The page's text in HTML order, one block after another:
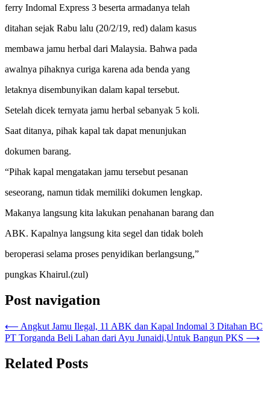
ferry Indomal Express 3 beserta armadanya telah
ditahan sejak Rabu lalu (20/2/19, red) dalam kasus
membawa jamu herbal dari Malaysia. Bahwa pada
awalnya pihaknya curiga karena ada benda yang
letaknya disembunyikan dalam kapal tersebut.
Setelah dicek ternyata jamu herbal sebanyak 5 koli.
Saat ditanya, pihak kapal tak dapat menunjukan
dokumen barang.
“Pihak kapal mengatakan jamu tersebut pesanan
seseorang, namun tidak memiliki dokumen lengkap.
Makanya langsung kita lakukan penahanan barang dan
ABK. Kapalnya langsung kita segel dan tidak boleh
beroperasi selama proses penyidikan berlangsung,”
pungkas Khairul.(zul)
Post navigation
⟵ Angkut Jamu Ilegal, 11 ABK dan Kapal Indomal 3 Ditahan BC
PT Torganda Beli Lahan dari Ayu Junaidi,Untuk Bangun PKS ⟶
Related Posts